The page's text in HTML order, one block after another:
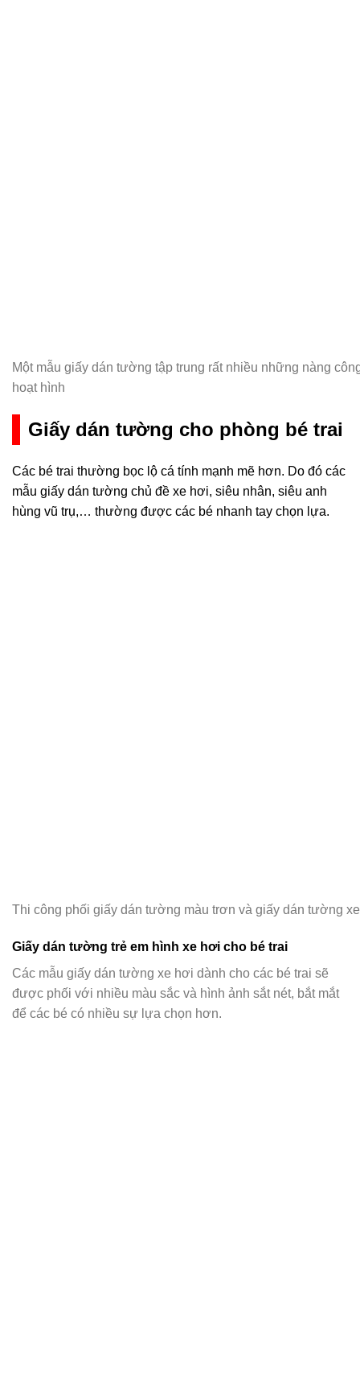
Một mẫu giấy dán tường tập trung rất nhiều những nàng
hoạt hình
Giấy dán tường cho phòng bé trai
Các bé trai thường bọc lộ cá tính mạnh mẽ hơn. Do đó các
mẫu giấy dán tường chủ đề xe hơi, siêu nhân, siêu anh
hùng vũ trụ,… thường được các bé nhanh tay chọn lựa.
Thi công phối giấy dán tường màu trơn và giấy dán tường
Giấy dán tường trẻ em hình xe hơi cho bé trai
Các mẫu giấy dán tường xe hơi dành cho các bé trai sẽ
được phối với nhiều màu sắc và hình ảnh sắt nét, bắt mắt
để các bé có nhiều sự lựa chọn hơn.